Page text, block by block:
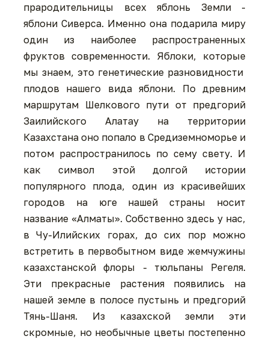
прародительницы всех яблонь Земли -
яблони Сиверса. Именно она подарила миру
один из наиболее распространенных
фруктов современности. Яблоки, которые
мы знаем, это генетические разновидности
плодов нашего вида яблони. По древним
маршрутам Шелкового пути от предгорий
Заилийского Алатау на территории
Казахстана оно попало в Средиземноморье и
потом распространилось по сему свету. И
как символ этой долгой истории
популярного плода, один из красивейших
городов на юге нашей страны носит
название «Алматы». Собственно здесь у нас,
в Чу-Илийских горах, до сих пор можно
встретить в первобытном виде жемчужины
казахстанской флоры - тюльпаны Регеля.
Эти прекрасные растения появились на
нашей земле в полосе пустынь и предгорий
Тянь-Шаня. Из казахской земли эти
скромные, но необычные цветы постепенно